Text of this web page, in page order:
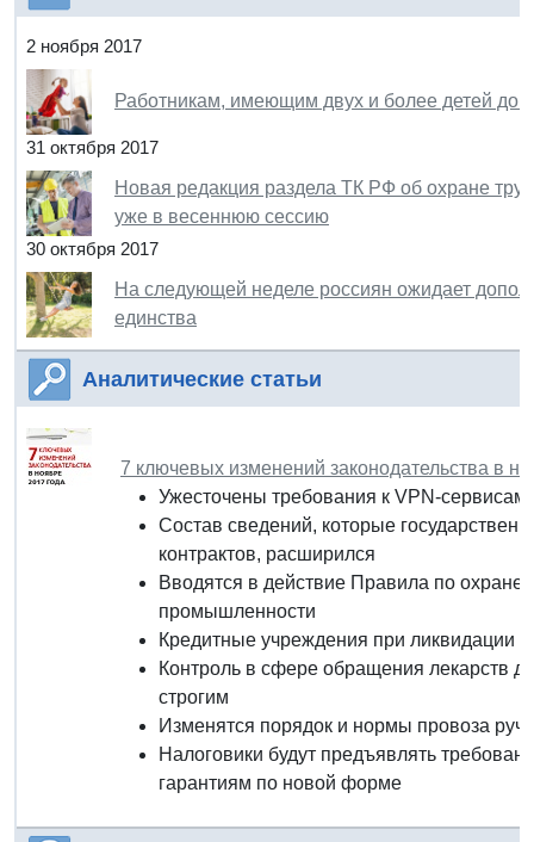
2 ноября 2017
Работникам, имеющим двух и более детей до
31 октября 2017
Новая редакция раздела ТК РФ об охране
уже в весеннюю сессию
30 октября 2017
На следующей неделе россиян ожидает
единства
Аналитические статьи
7 ключевых изменений законодательства в
Ужесточены требования к VPN-
Состав сведений, которые
контрактов, расширился
Вводятся в действие Правила по охране
промышленности
Кредитные учреждения при ликвидации
Контроль в сфере обращения лекарств
строгим
Изменятся порядок и нормы провоза
Налоговики будут предъявлять
гарантиям по новой форме